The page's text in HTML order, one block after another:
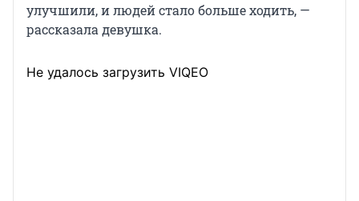
улучшили, и людей стало больше ходить, —
рассказала девушка.
Не удалось загрузить VIQEO